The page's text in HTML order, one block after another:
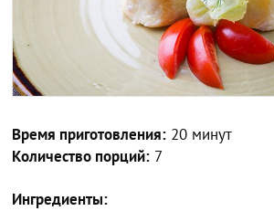
Время приготовления: 20 минут
Количество порций: 7
Ингредиенты: